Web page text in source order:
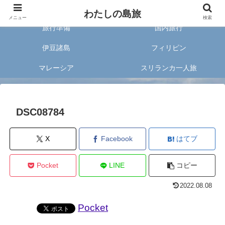
旅好きな20代女子が案内する旅のあれこれ✈︎
旅行準備 国内旅行
伊豆諸島 フィリピン
マレーシア スリランカ一人旅
DSC08784
X Facebook はてブ
Pocket LINE コピー
2022.08.08
Pocket
メニュー わたしの島旅 検索